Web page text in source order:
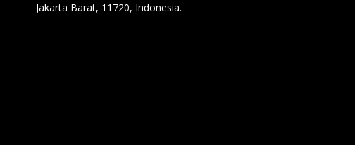
Jakarta Barat, 11720, Indonesia.